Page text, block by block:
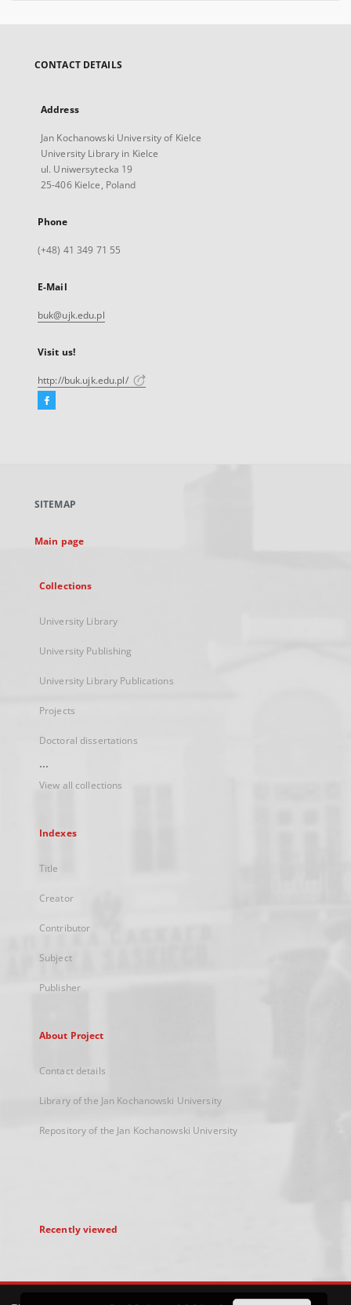
CONTACT DETAILS
Address
Jan Kochanowski University of Kielce
University Library in Kielce
ul. Uniwersytecka 19
25-406 Kielce, Poland
Phone
(+48) 41 349 71 55
E-Mail
buk@ujk.edu.pl
Visit us!
http://buk.ujk.edu.pl/
Facebook
new
SITEMAP
Main page
Collections
University Library
University Publishing
University Library Publications
Projects
Doctoral dissertations
...
View all collections
Indexes
Title
Creator
Contributor
Subject
Publisher
About Project
Contact details
Library of the Jan Kochanowski University
Repository of the Jan Kochanowski University
Recently viewed